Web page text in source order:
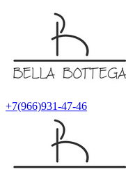
+7(966)931-47-46